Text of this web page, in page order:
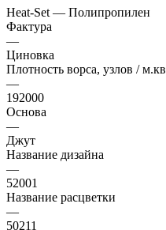
Heat-Set — Полипропилен
Фактура
—
Циновка
Плотность ворса, узлов / м.кв
—
192000
Основа
—
Джут
Название дизайна
—
52001
Название расцветки
—
50211